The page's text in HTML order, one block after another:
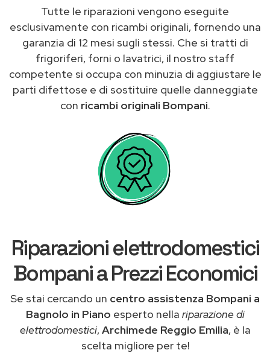
Tutte le riparazioni vengono eseguite
esclusivamente con ricambi originali, fornendo una
garanzia di 12 mesi sugli stessi. Che si tratti di
frigoriferi, forni o lavatrici, il nostro staff
competente si occupa con minuzia di aggiustare le
parti difettose e di sostituire quelle danneggiate
con ricambi originali Bompani.
Riparazioni elettrodomestici
Bompani a Prezzi Economici
Se stai cercando un centro assistenza Bompani a
Bagnolo in Piano esperto nella riparazione di
elettrodomestici,Archimede Reggio Emilia, è la
scelta migliore per te!